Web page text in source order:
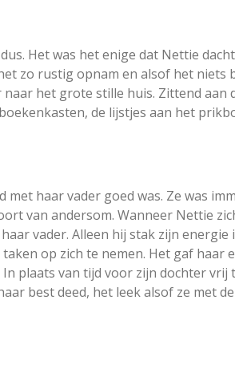
Het was het enige dat Nettie
zo rustig opnam en alsof het niets
het grote stille huis. Zittend aan
de lijstjes aan het
haar vader goed was. Ze was
van andersom. Wanneer Nettie
vader. Alleen hij stak zijn
op zich te nemen. Het gaf haar
plaats van tijd voor zijn dochter
best deed, het leek alsof ze met